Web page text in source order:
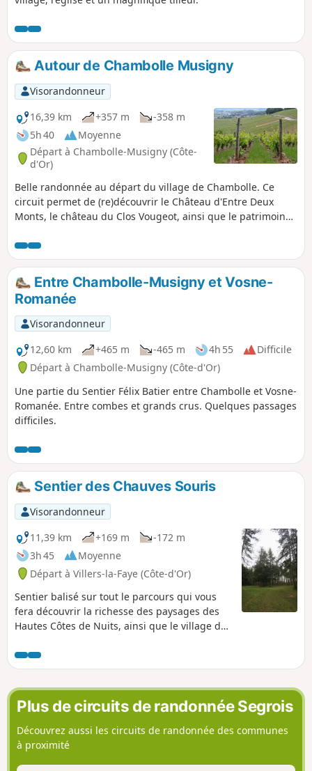
Autour de Chambolle Musigny
Visorandonneur
16,39 km
+357 m
-358 m
5h 40
Moyenne
Départ à Chambolle-Musigny (Côte-
d'Or)
Belle randonnée au départ du village de Chambolle. Ce
circuit permet de (re)découvrir le Château d'Entre Deux
Monts, le château du Clos Vougeot, ainsi que le patrimoine
Entre Chambolle-Musigny et Vosne-
Romanée
Visorandonneur
12,60 km
+465 m -465 m 4h 55
Difficile
Départ à Chambolle-Musigny (Côte-d'Or)
Une partie du Sentier Félix Batier entre Chambolle et Vosne-
Romanée. Entre combes et grands crus. Quelques passages
difficiles.
Sentier des Chauves Souris
Visorandonneur
11,39 km
+169 m
-172 m
3h 45
Moyenne
Départ à Villers-la-Faye (Côte-d'Or)
Sentier balisé sur tout le parcours qui vous
fera découvrir la richesse des paysages des
Hautes Côtes de Nuits, ainsi que le village de
chauves-souris est en train d'être modifié,
réaménagé et rebalisé par l'association
Naturellement Villers.
Plus de circuits de randonnée Segrois
Découvrez aussi les circuits de randonnée des communes
à proximité